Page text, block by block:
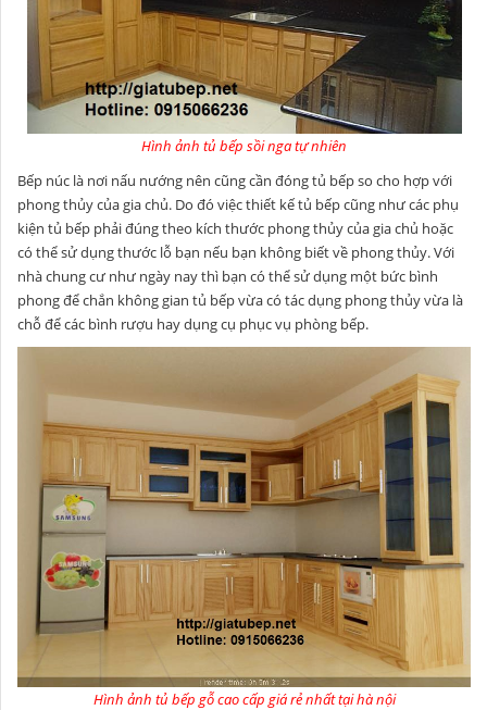
Hình ảnh tủ bếp sồi nga tự nhiên
Bếp núc là nơi nấu nướng nên cũng cần đóng tủ bếp so cho hợp với
phong thủy của gia chủ. Do đó việc thiết kế tủ bếp cũng như các phụ
kiện tủ bếp phải đúng theo kích thước phong thủy của gia chủ hoặc
có thể sử dụng thước lỗ bạn nếu bạn không biết về phong thủy. Với
nhà chung cư như ngày nay thì bạn có thể sử dụng một bức bình
phong để chắn không gian tủ bếp vừa có tác dụng phong thủy vừa là
chỗ để các bình rượu hay dụng cụ phục vụ phòng bếp.
Hình ảnh tủ bếp gỗ cao cấp giá rẻ nhất tại hà nội